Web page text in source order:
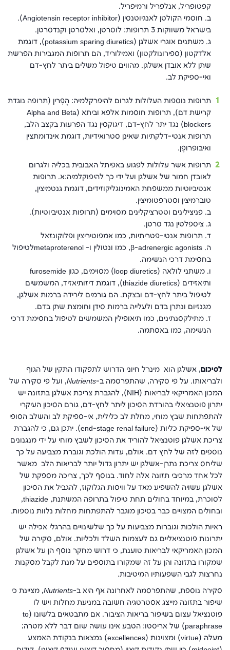
קפטופריל, אנלפריל ורמיפריל.
ב. חוסמי הקולטן לאנגיוטנסין (Angiotensin receptor inhibitor).
בישראל משווקות 3 תרופות: לוסרטן, ואלסרטן וקנדסרטן.
ג. משתנים אוגרי אשלגן (potassium sparing diuretics), דוגמת
אלדקטון (ספירונולקטון) ואמילוריד, הם תרופות המגבירות הפרשת
שתן ללא אובדן אשלגן. מהווים טיפול משלים ביתר לחץ-דם
ואי-ספיקת לב.
תרופות נוספות העלולות לגרום להיפרקלמיה: הֶפָּרין (תרופה נוגדת
קרישת דם), תרופות חוסמות אלפא וביתא (Alpha and Beta
blockers) נגד יתר לחץ-דם, דיגוקסין נגד הפרעות בקצב הלב,
תרופות אנטי-דלקתיות שאינן סטרואידיות, דוגמת אינדומתצין
ואיבּופּרופֶן.
תרופות אשר עלולות לפגוע באפיתל האבובית בכליה ולגרום
לאובדן חמור של אשלגן ועל ידי כך להיפוקלמיה:א. תרופות
אנטיביוטיות ממשפחת האמינוגליקוזידים, דוגמת גנטמיצין,
טוברמיצין וסטרפטומיצין.
ב. פניצילינים וטטרציקלינים מסוימים (תרופות אנטיביוטיות).
ג. ציספלטין נגד סרטן.
ד. תרופות אנטי-פטריתיות, כמו אמפוטיריצין ופלוקונזאל
ה. β-adrenergic agonists, כמו ונטולין ו- metaproterenolלטיפול
בחסימת דרכי הנשימה.
ו. משתני לולאה (loop diuretics) מסוימים, כגון furosemide
ותיאזידים (thiazide diuretics), דוגמת דיזותיאזיד, המשמשים
לטיפול ביתר לחץ-דם ובצקת. הם גורמים לירידה ברמות אשלגן,
מגנזיום ונתרן בדם ולעלייה ברמות סידן וחומצת שתן בדם.
ז. מתילקסנתינים, כמו תיאופילין המשמשים לטיפול בחסימת דרכי
הנשימה, כמו באסתמה.
לסיכום, אשלגן הוא מינרל חיוני הדרוש לתפקודו התקין של הגוף
ולבריאותו. על פי סקירה, שהתפרסמה ב-Nutrients, ועל פי סקירה של
המכון האמריקאי לבריאות (NIH), להגברת צריכת אשלגן בתזונה יש
יתרון פוטנציאלי בהורדת הסיכון ליתר לחץ-דם, גורם הסיכון העיקרי
להתפתחות שבץ מוחי, מחלת לב כלילית, אי-ספיקת לב והשלב הסופי
של אי-ספיקת כליות (end-stage renal failure). יתכן גם, כי להגברת
צריכת אשלגן פוטנציאל להוריד את הסיכון לשבץ מוחי על ידי מנגנונים
נוספים לזה של לחץ דם. אולם, עדות הולכת וגוברת מצביעה על כך
שליחס צריכת נתרן-אשלגן יש יתרון גדול יותר לבריאות הלב מאשר
לכל אחד מרכיבי תזונה אלה לחוד. בנוסף לכך, צריכה מספקת של
אשלגן עשויה להשפיע מאד על וויסות הגלוקוז, להגביל את הסיכון
לסוכרת, במיוחד בחולים תחת טיפול בתרופה המשתנת, thiazide,
ובחולים המצויים כבר בסיכון מוגבר להתפתחות מחלות נלוות נוספות.
ראיות הולכות וגוברות מצביעות על כך שלשינויים בהרגלי אכילה יש
יתרונות פוטנציאליים גם לעצמות השלד ולכליות. אולם, סקירה של
המכון האמריקאי לבריאות טוענת, כי דרוש מחקר נוסף הן על אשלגן
שמקורו בתזונה והן על זה שמקורו בתוספים על מנת לקבל מסקנות
נחרצות לגבי השפעותיו המיטיבות.
סקירה נוספת, שהתפרסמה לאחרונה אף היא ב-Nutrients, מציינת כי
שיפור בתזונה מייצג אסטרטגיה חשובה במניעת מחלות ויש לו
פוטנציאל עצום בשיפור בריאות הציבור. אם מתבטאים בלשונו (to
paraphrase) של אריסטו: הטבע אינו עושה שום דבר ללא מטרה;
מעלה (virtue) ומצוּינות (excellences) נמצאות בנקודת האמצע